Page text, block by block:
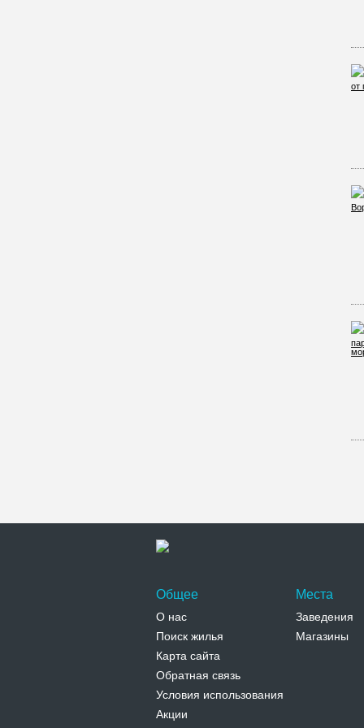
Общее
О нас
Поиск жилья
Карта сайта
Обратная связь
Условия использования
Акции
Места
Заведения
Магазины